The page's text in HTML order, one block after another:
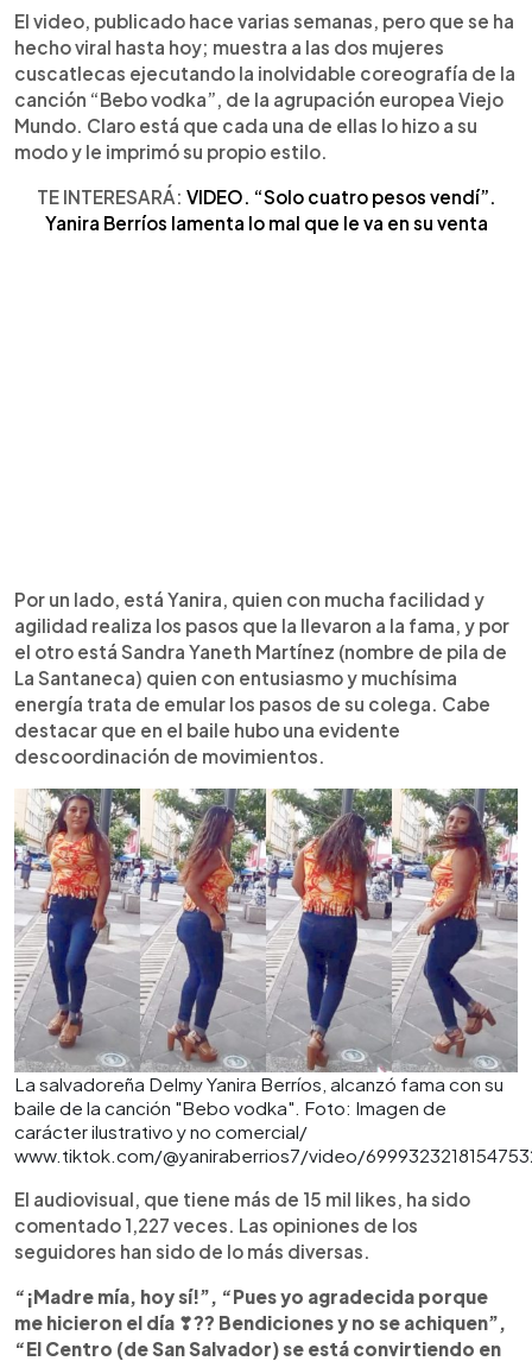
El video, publicado hace varias semanas, pero que se ha
hecho viral hasta hoy; muestra a las dos mujeres
cuscatlecas ejecutando la inolvidable coreografía de la
canción “Bebo vodka”, de la agrupación europea Viejo
Mundo. Claro está que cada una de ellas lo hizo a su
modo y le imprimó su propio estilo.
TE INTERESARÁ: VIDEO. “Solo cuatro pesos vendí”.
Yanira Berríos lamenta lo mal que le va en su venta
Por un lado, está Yanira, quien con mucha facilidad y
agilidad realiza los pasos que la llevaron a la fama, y por
el otro está Sandra Yaneth Martínez (nombre de pila de
La Santaneca) quien con entusiasmo y muchísima
energía trata de emular los pasos de su colega. Cabe
destacar que en el baile hubo una evidente
descoordinación de movimientos.
La salvadoreña Delmy Yanira Berríos, alcanzó fama con su
baile de la canción "Bebo vodka". Foto: Imagen de
carácter ilustrativo y no comercial/
www.tiktok.com/@yaniraberrios7/video/
El audiovisual, que tiene más de 15 mil likes, ha sido
comentado 1,227 veces. Las opiniones de los
seguidores han sido de lo más diversas.
“¡Madre mía, hoy sí!”, “Pues yo agradecida porque
me hicieron el día ❣?? Bendiciones y no se achiquen”,
“El Centro (de San Salvador) se está convirtiendo en